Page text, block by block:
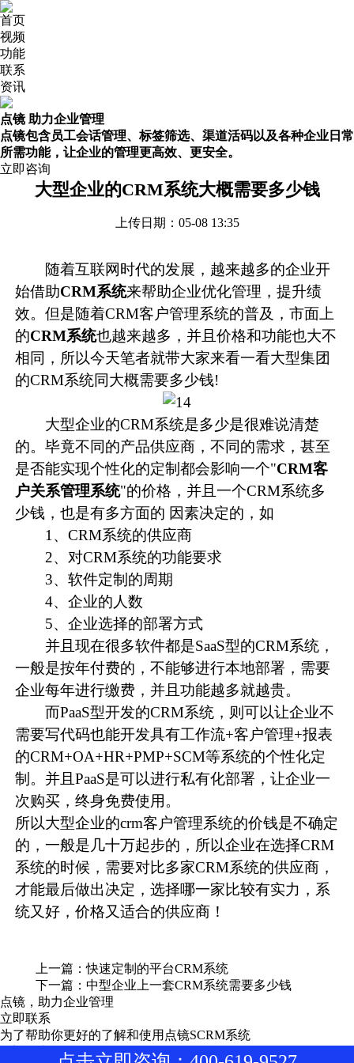
首页
视频
功能
联系
资讯
点镜 助力企业管理
点镜包含员工会话管理、标签筛选、渠道活码以及各种企业日常
所需功能，让企业的管理更高效、更安全。
立即咨询
大型企业的CRM系统大概需要多少钱
上传日期：05-08 13:35
随着互联网时代的发展，越来越多的企业开
始借助CRM系统来帮助企业优化管理，提升绩
效。但是随着CRM客户管理系统的普及，市面上
的CRM系统也越来越多，并且价格和功能也大不
相同，所以今天笔者就带大家来看一看大型集团
的CRM系统同大概需要多少钱!
大型企业的CRM系统是多少是很难说清楚
的。毕竟不同的产品供应商，不同的需求，甚至
是否能实现个性化的定制都会影响一个"CRM客
户关系管理系统"的价格，并且一个CRM系统多
少钱，也是有多方面的 因素决定的，如
1、CRM系统的供应商
2、对CRM系统的功能要求
3、软件定制的周期
4、企业的人数
5、企业选择的部署方式
并且现在很多软件都是SaaS型的CRM系统，
一般是按年付费的，不能够进行本地部署，需要
企业每年进行缴费，并且功能越多就越贵。
而PaaS型开发的CRM系统，则可以让企业不
需要写代码也能开发具有工作流+客户管理+报表
的CRM+OA+HR+PMP+SCM等系统的个性化定
制。并且PaaS是可以进行私有化部署，让企业一
次购买，终身免费使用。
所以大型企业的crm客户管理系统的价钱是不确定
的，一般是几十万起步的，所以企业在选择CRM
系统的时候，需要对比多家CRM系统的供应商，
才能最后做出决定，选择哪一家比较有实力，系
统又好，价格又适合的供应商！
上一篇：快速定制的平台CRM系统
下一篇： 中型企业上一套CRM系统需要多少钱
点镜，助力企业管理
立即联系
为了帮助你更好的了解和使用点镜SCRM系统
欢迎致电400-619-9527